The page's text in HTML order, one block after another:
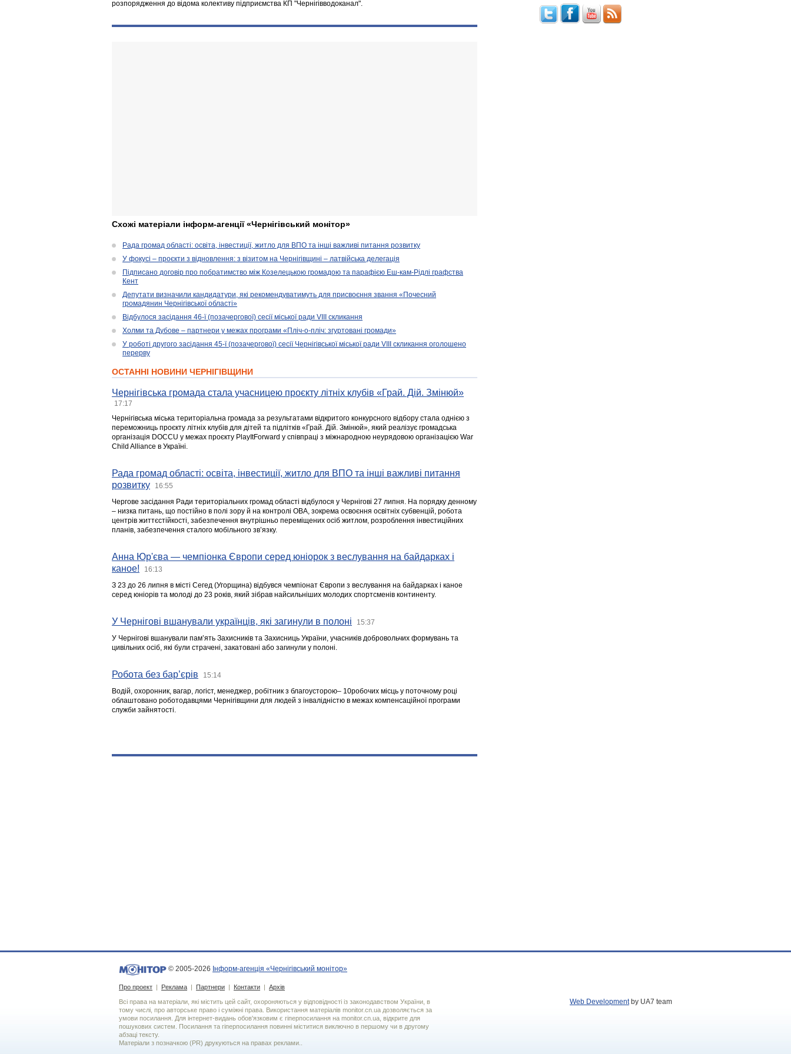
розпорядження до відома колективу підприємства КП "Чернігівводоканал".
Схожі матеріали інформ-агенції «Чернігівський монітор»
Рада громад області: освіта, інвестиції, житло для ВПО та інші важливі питання розвитку
У фокусі – проєкти з відновлення: з візитом на Чернігівщині – латвійська делегація
Підписано договір про побратимство між Козелецькою громадою та парафією Еш-кам-Рідлі графства
Кент
Депутати визначили кандидатури, які рекомендуватимуть для присвоєння звання «Почесний
громадянин Чернігівської області»
Відбулося засідання 46-ї (позачергової) сесії міської ради VIII скликання
Холми та Дубове – партнери у межах програми «Пліч-о-пліч: згуртовані громади»
У роботі другого засідання 45-ї (позачергової) сесії Чернігівської міської ради VIII скликання оголошено
перерву
ОСТАННІ НОВИНИ ЧЕРНІГІВЩИНИ
Чернігівська громада стала учасницею проєкту літніх клубів «Грай. Дій. Змінюй»
17:17
Чернігівська міська територіальна громада за результатами відкритого конкурсного відбору стала однією з
переможниць проєкту літніх клубів для дітей та підлітків «Грай. Дій. Змінюй», який реалізує громадська
організація DOCCU у межах проєкту PlayItForward у співпраці з міжнародною неурядовою організацією War
Child Alliance в Україні.
Рада громад області: освіта, інвестиції, житло для ВПО та інші важливі питання
розвитку
16:55
Чергове засідання Ради територіальних громад області відбулося у Чернігові 27 липня. На порядку денному
– низка питань, що постійно в полі зору й на контролі ОВА, зокрема освоєння освітніх субвенцій, робота
центрів життєстійкості, забезпечення внутрішньо переміщених осіб житлом, розроблення інвестиційних
планів, забезпечення сталого мобільного зв’язку.
Анна Юр'єва — чемпіонка Європи серед юніорок з веслування на байдарках і
каное!
16:13
З 23 до 26 липня в місті Сегед (Угорщина) відбувся чемпіонат Європи з веслування на байдарках і каное
серед юніорів та молоді до 23 років, який зібрав найсильніших молодих спортсменів континенту.
У Чернігові вшанували українців, які загинули в полоні 15:37
У Чернігові вшанували пам’ять Захисників та Захисниць України, учасників добровольчих формувань та
цивільних осіб, які були страчені, закатовані або загинули у полоні.
Робота без бар’єрів 15:14
Водій, охоронник, вагар, логіст, менеджер, робітник з благоусторою– 10робочих місць у поточному році
облаштовано роботодавцями Чернігівщини для людей з інвалідністю в межах компенсаційної програми
служби зайнятості.
© 2005-2026 Інформ-агенція «Чернігівський монітор»
Про проект | Реклама | Партнери | Контакти | Архів
Всі права на матеріали, які містить цей сайт, охороняються у відповідності із законодавством України, в
тому числі, про авторське право і суміжні права. Використання матерiалiв monitor.cn.ua дозволяється за
умови посилання. Для iнтернет-видань обов'язковим є гiперпосилання на monitor.cn.ua, відкрите для
пошукових систем. Посилання та гіперпосилання повинні міститися виключно в першому чи в другому
абзаці тексту.
Матеріали з позначкою (PR) друкуються на правах реклами..
Web Developmentby UA7 team